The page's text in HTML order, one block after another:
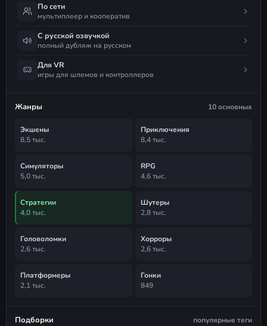
По сети
мультиплеер и кооператив
С русской озвучкой
полный дубляж на русском
Для VR
игры для шлемов и контроллеров
Жанры 10 основных
Экшены
8,5 тыс.
Приключения
8,4 тыс.
Симуляторы
5,0 тыс.
RPG
4,6 тыс.
Стратегии
4,0 тыс.
Шутеры
2,8 тыс.
Головоломки
2,6 тыс.
Хорроры
2,6 тыс.
Платформеры
2,1 тыс.
Гонки
849
Подборки популярные теги